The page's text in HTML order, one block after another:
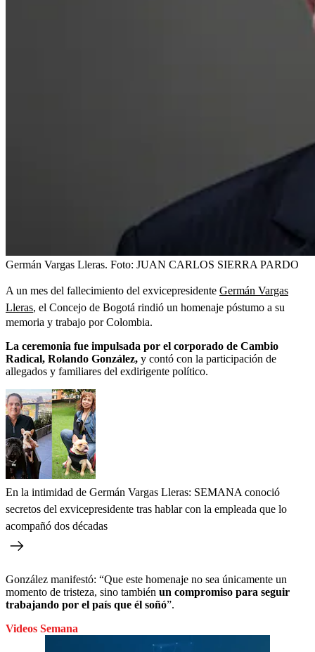
Germán Vargas Lleras. Foto: JUAN CARLOS SIERRA PARDO
A un mes del fallecimiento del exvicepresidente Germán Vargas
Lleras, el Concejo de Bogotá rindió un homenaje póstumo a su
memoria y trabajo por Colombia.
La ceremonia fue impulsada por el corporado de Cambio
Radical, Rolando González, y contó con la participación de
allegados y familiares del exdirigente político.
En la intimidad de Germán Vargas Lleras: SEMANA conoció
secretos del exvicepresidente tras hablar con la empleada que lo
acompañó dos décadas
González manifestó: “Que este homenaje no sea únicamente un
momento de tristeza, sino también un compromiso para seguir
trabajando por el país que él soñó”.
Videos Semana